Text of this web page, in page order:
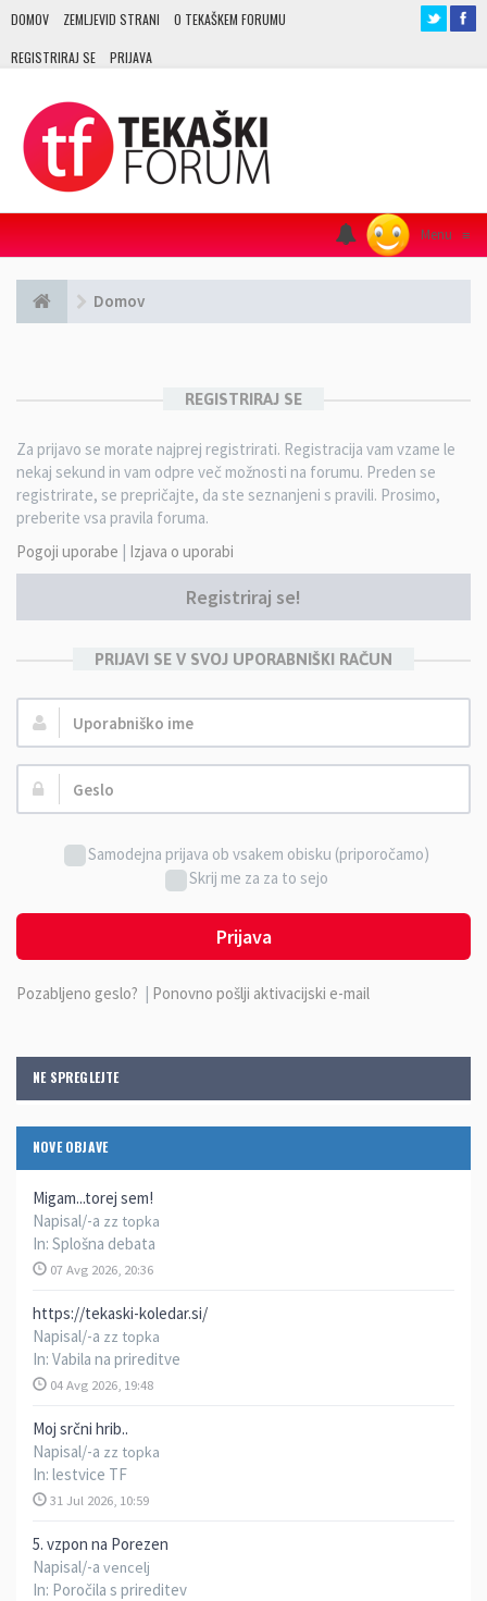
DOMOV ZEMLJEVID STRANI O TEKAŠKEM FORUMU
REGISTRIRAJ SE PRIJAVA
Menu ≡
Domov
NE SPREGLEJTE
NOVE OBJAVE
Migam...torej sem!
Napisal/-a zz topka
In: Splošna debata
07 Avg 2026, 20:36
https://tekaski-koledar.si/
Napisal/-a zz topka
In: Vabila na prireditve
04 Avg 2026, 19:48
Moj srčni hrib..
Napisal/-a zz topka
In: lestvice TF
31 Jul 2026, 10:59
5. vzpon na Porezen
Napisal/-a vencelj
In: Poročila s prireditev
REGISTRIRAJ SE
Za prijavo se morate najprej registrirati. Registracija vam vzame le
nekaj sekund in vam odpre več možnosti na forumu. Preden se
registrirate, se prepričajte, da ste seznanjeni s pravili. Prosimo,
preberite vsa pravila foruma.
Pogoji uporabe | Izjava o uporabi
Registriraj se!
PRIJAVI SE V SVOJ UPORABNIŠKI RAČUN
Uporabniško
ime:
Geslo:
Samodejna prijava ob vsakem obisku (priporočamo)
Skrij me za za to sejo
Prijava
Pozabljeno geslo? | Ponovno pošlji aktivacijski e-mail